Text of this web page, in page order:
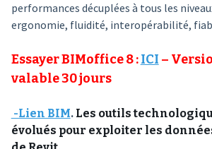
performances décuplées à tous les
ergonomie, fluidité, interopérabilité,
Essayer BIMoffice 8 :ICI –
valable 30 jours
-Lien BIM. Les outils
évolués pour exploiter les